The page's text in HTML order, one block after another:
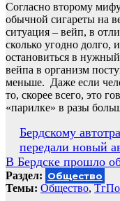
Согласно второму
обычной сигареты на
ситуация – вейп, в
сколько угодно
остановиться в
вейпа в организм
меньше. Даже если
то, скорее всего, это
«парилке» в разы
Навигация
по
записям
Бердскому
передали новый
В Бердске прошло
Раздел: Общество
Темы: Общество,